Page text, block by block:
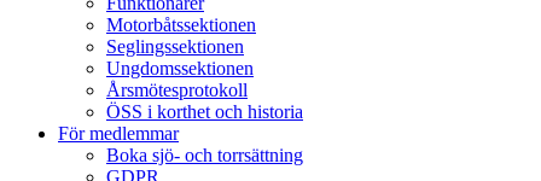
Motorbåtssektionen
Seglingssektionen
Ungdomssektionen
Årsmötesprotokoll
ÖSS i korthet och historia
För medlemmar
Boka sjö- och torrsättning
GDPR